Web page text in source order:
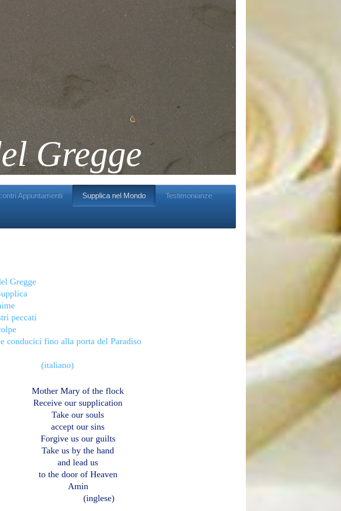
Gregge
Appuntamenti Supplica nel Mondo Testimonianze
Gregge
peccati
conducici fino alla porta del Paradiso
Mother Mary of the flock
Receive our supplication
Take our souls
accept our sins
Forgive us our guilts
Take us by the hand
and lead us
to the door of Heaven
Amin
(inglese)